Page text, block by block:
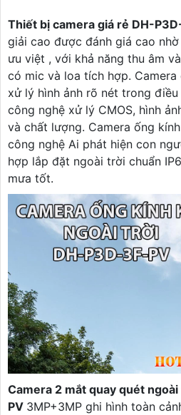
Thiết bị camera giá rẻ DH-
giải cao được đánh giá cao
ưu việt , với khả năng thu âm
có mic và loa tích hợp. Camera
xử lý hình ảnh rõ nét trong
công nghệ xử lý CMOS, hình
và chất lượng. Camera ống
công nghệ Ai phát hiện con
hợp lắp đặt ngoài trời chuẩn
mưa tốt.
Camera 2 mắt quay quét
PV 3MP+3MP ghi hình toàn